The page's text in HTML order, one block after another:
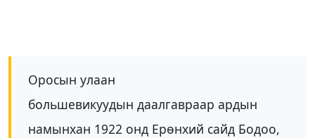
Оросын улаан
большевикуудын даалгавраар ардын
намынхан 1922 онд Ерөнхий сайд Бодоо,